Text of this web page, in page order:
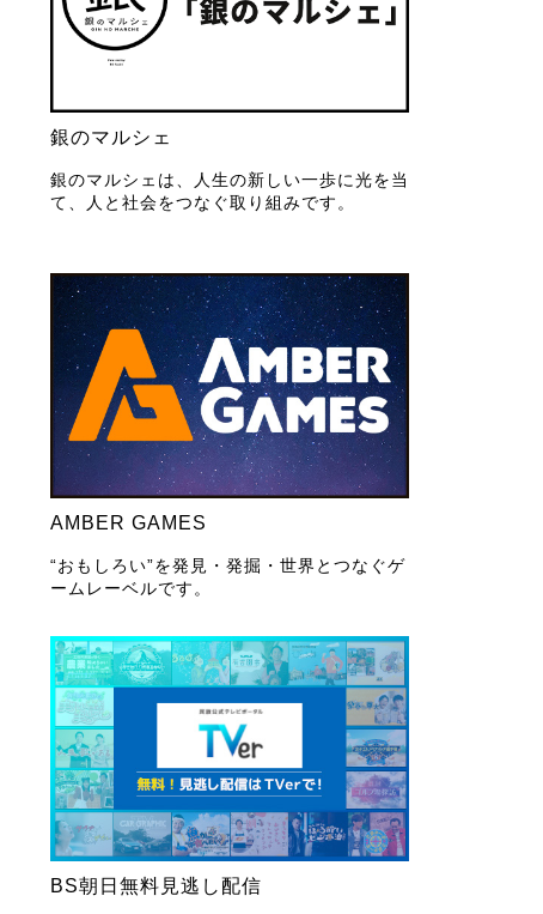
銀のマルシェ
銀のマルシェは、人生の新しい一歩に光を当
て、人と社会をつなぐ取り組みです。
AMBER GAMES
“おもしろい”を発見・発掘・世界とつなぐゲ
ームレーベルです。
BS朝日無料見逃し配信